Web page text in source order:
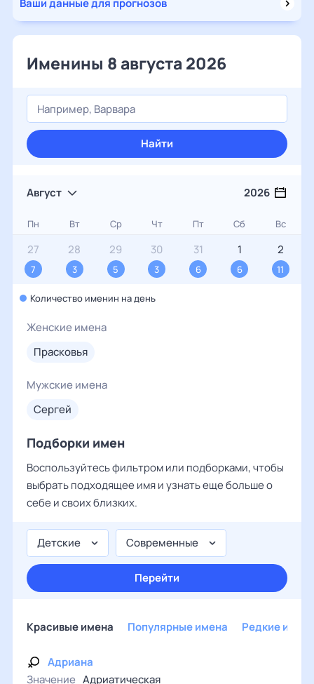
Ваши данные для прогнозов
Именины 8 августа 2026
Найти
Август 2026
Пн Вт Ср Чт Пт Сб Вс
27
7
28
3
29
5
30
3
31
6
1
6
2
11
Количество именин на день
Женские имена
прасковья
Мужские имена
сергей
Подборки имен
Воспользуйтесь фильтром или подборками, чтобы
выбрать подходящее имя и узнать еще больше о
себе и своих близких.
Детские Современные
Перейти
Красивые имена Популярные имена Редкие
Адриана
Значение Адриатическая